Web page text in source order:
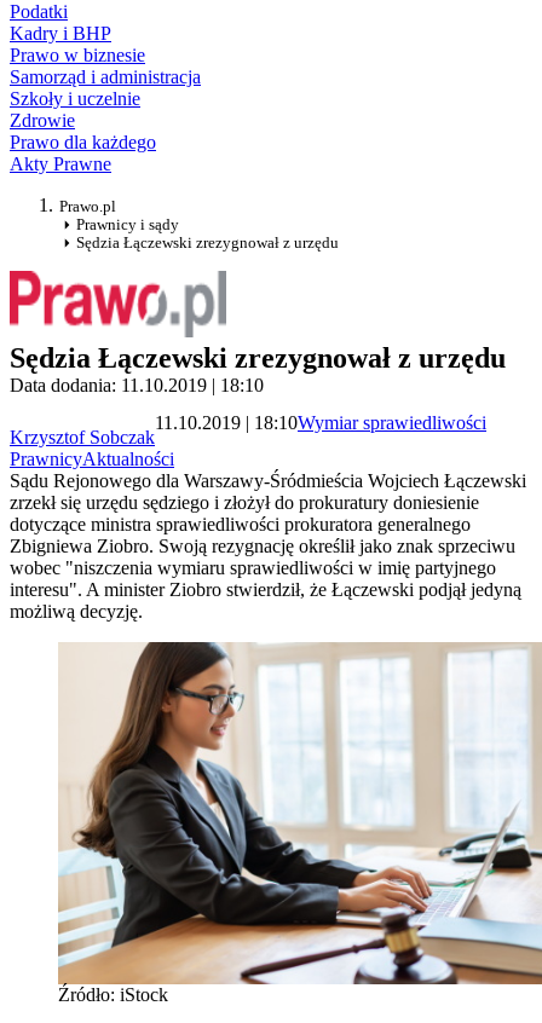
Podatki
Kadry i BHP
Prawo w biznesie
Samorząd i administracja
Szkoły i uczelnie
Zdrowie
Prawo dla każdego
Akty Prawne
Prawo.pl
Prawnicy i sądy
Sędzia Łączewski zrezygnował z urzędu
Sędzia Łączewski zrezygnował z urzędu
Data dodania: 11.10.2019 | 18:10
Krzysztof Sobczak
11.10.2019 | 18:10Wymiar sprawiedliwości
PrawnicyAktualności
Sądu Rejonowego dla Warszawy-Śródmieścia Wojciech Łączewski
zrzekł się urzędu sędziego i złożył do prokuratury doniesienie
dotyczące ministra sprawiedliwości prokuratora generalnego
Zbigniewa Ziobro. Swoją rezygnację określił jako znak sprzeciwu
wobec "niszczenia wymiaru sprawiedliwości w imię partyjnego
interesu". A minister Ziobro stwierdził, że Łączewski podjął jedyną
możliwą decyzję.
Źródło: iStock